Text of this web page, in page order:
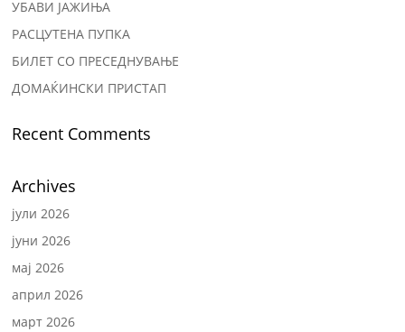
УБАВИ ЈАЖИЊА
РАСЦУТЕНА ПУПКА
БИЛЕТ СО ПРЕСЕДНУВАЊЕ
ДОМАЌИНСКИ ПРИСТАП
Recent Comments
Archives
јули 2026
јуни 2026
мај 2026
април 2026
март 2026